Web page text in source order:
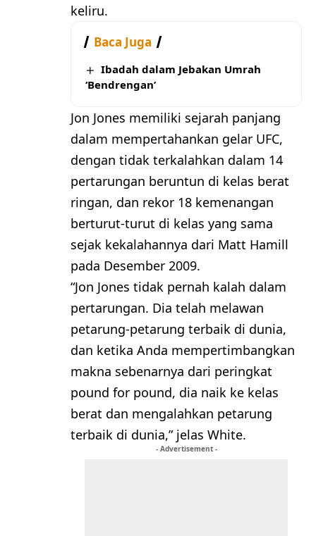
keliru.
Baca Juga
Ibadah dalam Jebakan Umrah
‘Bendrengan’
Jon Jones memiliki sejarah panjang
dalam mempertahankan gelar UFC,
dengan tidak terkalahkan dalam 14
pertarungan beruntun di kelas berat
ringan, dan rekor 18 kemenangan
berturut-turut di kelas yang sama
sejak kekalahannya dari Matt Hamill
pada Desember 2009.
“Jon Jones tidak pernah kalah dalam
pertarungan. Dia telah melawan
petarung-petarung terbaik di dunia,
dan ketika Anda mempertimbangkan
makna sebenarnya dari peringkat
pound for pound, dia naik ke kelas
berat dan mengalahkan petarung
terbaik di dunia,” jelas White.
- Advertisement -